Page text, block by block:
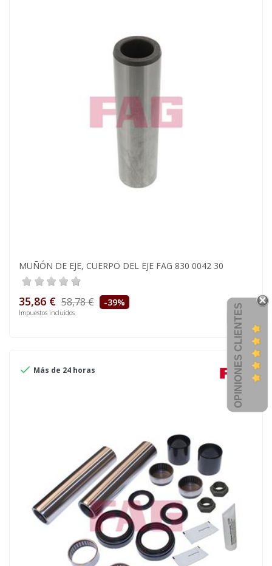
MUÑÓN DE EJE, CUERPO DEL EJE FAG 830 0042 30
35,86 € 58,78 € -39%
Impuestos incluidos
 Más de 24 horas OPINIONES CLIENTES